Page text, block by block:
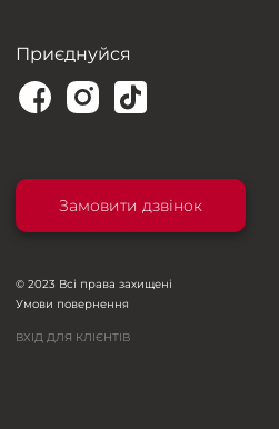
Приєднуйся
Замовити дзвінок
© 2023 Всі права захищені
Умови повернення
ВХІД ДЛЯ КЛІЄНТІВ